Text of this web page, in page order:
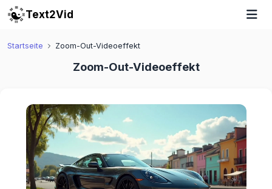
Text2Vid
Startseite Zoom-Out-Videoeffekt
Zoom-Out-Videoeffekt